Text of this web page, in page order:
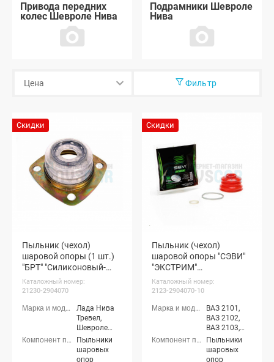
Привода передних
колес Шевроле Нива
Подрамники Шевроле
Нива
Фильтр
Скидки
Пыльник (чехол)
шаровой опоры (1 шт.)
"БРТ" "Силиконовый-
прозрачный" Шевроле
Нива, Нива Тревел
Каталожный номер:
21230-2904070
Лада Нива
Тревел,
Шевроле
Нива (ВАЗ
2123)
Пыльники
шаровых
опор
Скидки
Пыльник (чехол)
шаровой опоры "СЭВИ"
"ЭКСТРИМ"
(Эластоллан-красный)
ВАЗ 2101-07, Лада Нива
Нива Тревел
Каталожный номер:
2123-2904070-10
ВАЗ 2101,
ВАЗ 2102,
ВАЗ 2103,
ВАЗ 2104,
ВАЗ 2105,
ВАЗ 2106,
Пыльники
шаровых
опор